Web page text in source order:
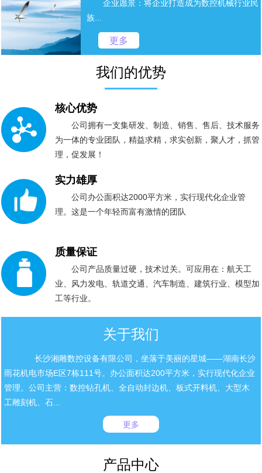
企业愿景：将企业打造成为数控机械行业民
族...
更多
我们的优势
核心优势
公司拥有一支集研发、制造、销售、售后、技术服务
为一体的专业团队，精益求精，求实创新，聚人才，抓管
理，促发展！
实力雄厚
公司办公面积达2000平方米，实行现代化企业管
理。这是一个年轻而富有激情的团队
质量保证
公司产品质量过硬，技术过关。可应用在：航天工
业、风力发电、轨道交通、汽车制造、建筑行业、模型加
工等行业。
关于我们
长沙湘雕数控设备有限公司，坐落于美丽的星城——湖南长沙
雨花机电市场E区7栋111号。办公面积达200平方米，实行现代化企业
管理。公司主营：数控钻孔机、全自动封边机、板式开料机、大型木
工雕刻机、石...
更多
产品中心